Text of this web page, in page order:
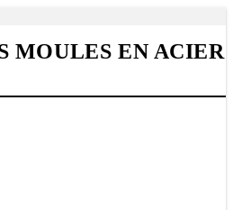
MOULES EN ACIER